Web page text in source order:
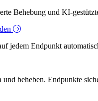
Behebung und KI-
jedem Endpunkt
beheben. Endpunkte